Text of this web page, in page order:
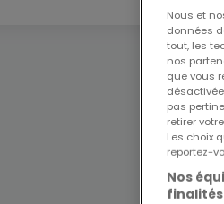
Nous et
données
tout, les
nos
que vous
pas
retirer
Les choix
reportez-
Nos